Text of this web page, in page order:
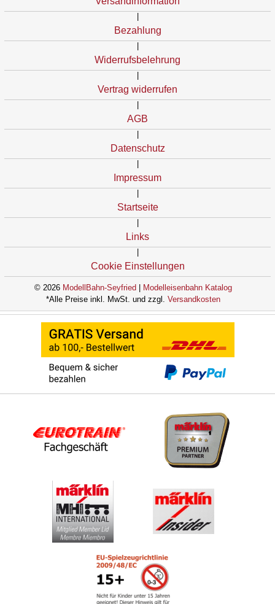
Bezahlung
Widerrufsbelehrung
Vertrag widerrufen
AGB
Datenschutz
Impressum
Startseite
Links
Cookie Einstellungen
© 2026 ModellBahn-Seyfried
Modelleisenbahn Katalog
*Alle Preise inkl. MwSt. und zzgl. Versandkosten